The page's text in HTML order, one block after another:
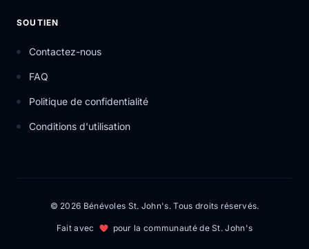
SOUTIEN
Contactez-nous
FAQ
Politique de confidentialité
Conditions d'utilisation
© 2026 Bénévoles St. John's. Tous droits réservés.
Fait avec pour la communauté de St. John's